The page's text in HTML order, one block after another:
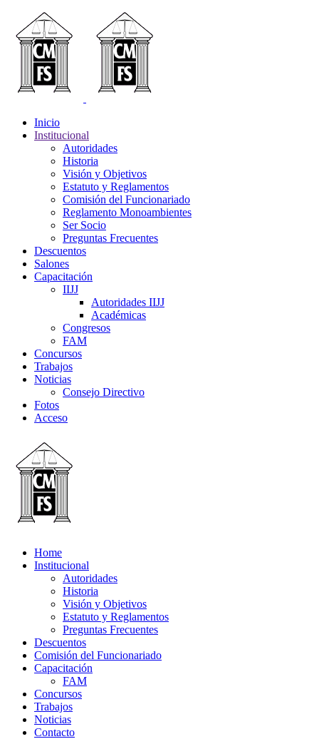
Inicio
Institucional
Autoridades
Historia
Visión y Objetivos
Estatuto y Reglamentos
Comisión del Funcionariado
Reglamento Monoambientes
Ser Socio
Preguntas Frecuentes
Descuentos
Salones
Capacitación
IIJJ
Autoridades IIJJ
Académicas
Congresos
FAM
Concursos
Trabajos
Noticias
Consejo Directivo
Fotos
Acceso
Home
Institucional
Autoridades
Historia
Visión y Objetivos
Estatuto y Reglamentos
Preguntas Frecuentes
Descuentos
Comisión del Funcionariado
Capacitación
FAM
Concursos
Trabajos
Noticias
Contacto